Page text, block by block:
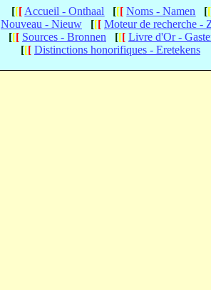
[[[ Accueil - Onthaal [[[ Noms - Namen [[
Nouveau - Nieuw [[[ Moteur de recherche -
[[[ Sources - Bronnen [[[ Livre d'Or -
[[[ Distinctions honorifiques - Eretekens